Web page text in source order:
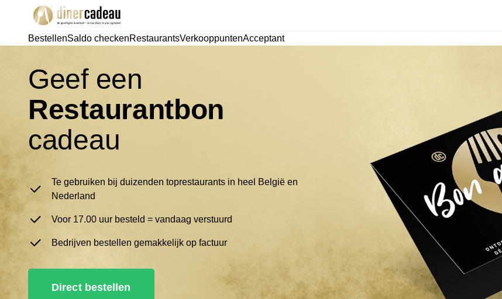
BestellenSaldo checkenRestaurantsVerkooppuntenAcceptant
Geef een
Restaurantbon
cadeau
Te gebruiken bij duizenden toprestaurants in heel België en
Nederland
Voor 17.00 uur besteld = vandaag verstuurd
Bedrijven bestellen gemakkelijk op factuur
Direct bestellen